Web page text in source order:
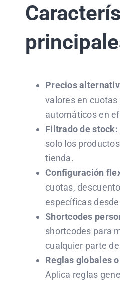
Precios
valores en
automáticos en
Filtrado de stock:
solo los
tienda.
Configuración
cuotas,
específicas
Shortcodes
shortcodes para
cualquier parte
Reglas globales
Aplica reglas